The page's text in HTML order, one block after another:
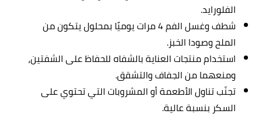
الفلورايد.
شطف وغسل الفم 4 مرات يوميًا بمحلول يتكون من
الملح وصودا الخبز.
استخدام منتجات العناية بالشفاه للحفاظ على الشفتين،
ومنعهما من الجفاف والتشقق.
تجنّب تناول الأطعمة أو المشروبات التي تحتوي على
السكر بنسبة عالية.